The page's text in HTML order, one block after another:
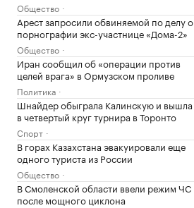
Общество
Арест запросили обвиняемой по делу о
порнографии экс-участнице «Дома-2»
Общество
Иран сообщил об «операции против
целей врага» в Ормузском проливе
Политика
Шнайдер обыграла Калинскую и вышла
в четвертый круг турнира в Торонто
Спорт
В горах Казахстана эвакуировали еще
одного туриста из России
Общество
В Смоленской области ввели режим ЧС
после мощного циклона